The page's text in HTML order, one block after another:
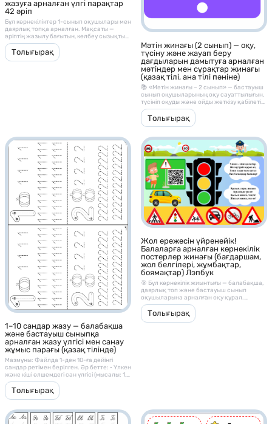
жазуға арналған үлгі парақтар
42 әріп
Бұл көрнекіліктер 1-сынып оқушылары мен
даярлық топқа арналған. Мақсаты —
әріптің жазылу бағытын, көлбеу сызықты
ұстануды және әріп байланысын үйрету
Толығырақ
Мәтін жинағы (2 сынып) — оқу,
түсіну және жауап беру
дағдыларын дамытуға арналған
мәтіндер мен сұрақтар жинағы
(қазақ тілі, ана тілі пәніне)
📚 «Мәтін жинағы – 2 сынып» — бастауыш
сынып оқушыларының оқу сауаттылығын,
түсініп оқуды және ойды жеткізу қабілетін
дамытуға арналған әдістемелік материал.
Бұл жинақ әр мәтіннен кейін берілген
түсінуге арналған сұрақтармен, оқу және
көмектеседі.
Толығырақ
1–10 сандар жазу — балабақша
және бастауыш сыныпқа
арналған жазу үлгісі мен санау
жұмыс парағы (қазақ тілінде)
Мазмұны: Файлда 1-ден 10-ға дейінгі
сандар ретімен берілген. Әр бетте: • Үлкен
және кіші өлшемдегі сан үлгісі (мысалы: 1,
2, 3…) • Сол санға сәйкес зат суреттері
(алма, шар, гүл және т.б.) • Балаларға
арналған жазу сызықтары, яғни сызық
тапсырмалары бар. ⸻ 🎯 Мақсаты: •
Баланың саусақ моторикасын дамыту; •
Толығырақ
Жол ережесін үйренейік!
Балаларға арналған көрнекілік
постерлер жинағы (бағдаршам,
жол белгілері, жұмбақтар,
боямақтар) Лэпбук
🎯 Бұл көрнекілік жиынтығы — балабақша,
даярлық топ және бастауыш сынып
оқушыларына арналған оқу құрал.
Мақсаты — балаларды жолда жүру
мәдениетімен, қауіпсіздік ережелерімен
және жол белгілерінің мағынасымен
Толығырақ